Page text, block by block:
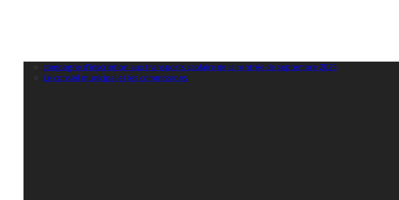
campagne d’inscription aux transports scolaire de la rentrée de septembre 2025
Le conseil municipal et les commissions